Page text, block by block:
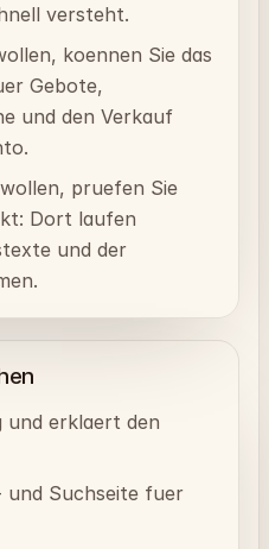
versteht.
koennen Sie das
Gebote,
und den Verkauf
pruefen Sie
Dort laufen
und der
und erklaert den
und Suchseite fuer